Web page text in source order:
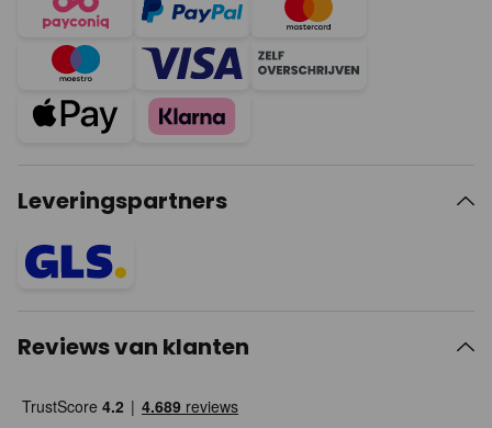
Leveringspartners
Reviews van klanten